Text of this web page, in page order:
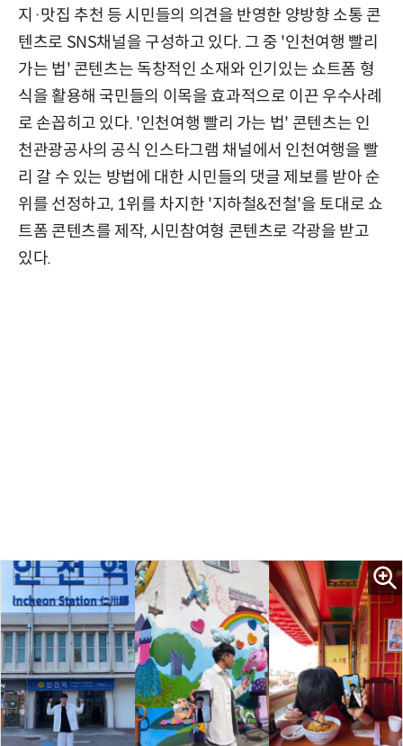
지·맛집 추천 등 시민들의 의견을 반영한 양방향 소통 콘
텐츠로 SNS채널을 구성하고 있다. 그 중 '인천여행 빨리
가는 법' 콘텐츠는 독창적인 소재와 인기있는 쇼트폼 형
식을 활용해 국민들의 이목을 효과적으로 이끈 우수사례
로 손꼽히고 있다. '인천여행 빨리 가는 법' 콘텐츠는 인
천관광공사의 공식 인스타그램 채널에서 인천여행을 빨
리 갈 수 있는 방법에 대한 시민들의 댓글 제보를 받아 순
위를 선정하고, 1위를 차지한 '지하철&전철'을 토대로 쇼
트폼 콘텐츠를 제작, 시민참여형 콘텐츠로 각광을 받고
있다.